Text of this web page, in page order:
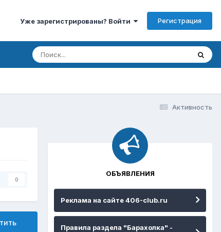
Уже зарегистрированы? Войти Регистрация
Активность
0
ОБЪЯВЛЕНИЯ
Реклама на сайте 406-club.ru
Правила раздела "Барахолка" -